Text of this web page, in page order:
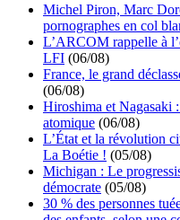
Michel Piron, Marc
pornographes en col
L’ARCOM rappelle à
LFI (06/08)
France, le grand
(06/08)
Hiroshima et Nagasaki
atomique (06/08)
L’État et la révolution
La Boétie ! (05/08)
Michigan : Le
démocrate (05/08)
30 % des personnes